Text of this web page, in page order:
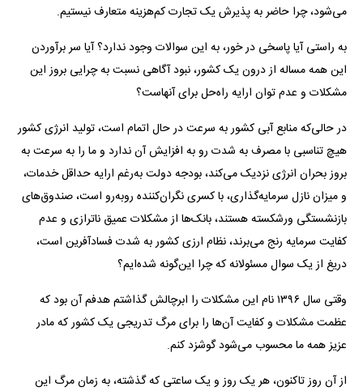
می‌شود، چرا حاضر به پذیرش یک تجارت کم‌هزینه متعارف نیستیم.
به راستی آیا پاسخی در خور، به این سوالات وجود ندارد؟ آیا سر برآوردن
این همه مساله از درون یک کشور، نبود آگاهی نسبت به چرایی بروز این
مشکلات و عدم توان ارایه راه‌حل برای آنهاست؟
در حالی‌که منابع آبی کشور به سرعت در حال اتمام است، تولید انرژی کشور
هیچ تناسبی با مصرف به شدت رو به افزایش آن ندارد و ما را به سرعت به
بروز بحران انرژی نزدیک می‌کند، بودجه دولت به‌رغم ارایه حداقل خدمات،
و میزان نازل سرمایه‌گذاری، با کسری نگران‌کننده روبه‌رو است، صندوق‌های
بازنشستگی ورشکسته هستند، بانک‌ها از مشکلات عمیق ناترازی و عدم
کفایت سرمایه رنج می‌برند، نظام ارزی کشور به شدت فسادآفرین است،
دریغ از یک سوال مسئولانه که چرا این‌گونه شده‌ایم؟
وقتی سال ۱۳۹۶ نام این مشکلات را ابرچالش گذاشتم هدفم آن بود که
عظمت مشکلات و کفایت آن‌ها را برای مرگ تدریجی یک کشور که مادر
عزیز همه ما محسوب می‌شود گوشزد کنم.
از آن روز تاکنون، هر یک روز و یک ساعتی که گذشته، به زمان مرگ این